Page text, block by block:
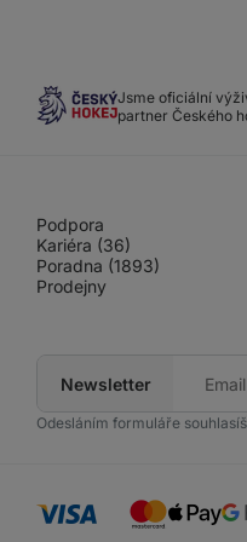
Jsme oficiální
partner Českého
Podpora
Kariéra (36)
Poradna (1893)
Prodejny
Newsletter
mail
Odesláním formuláře